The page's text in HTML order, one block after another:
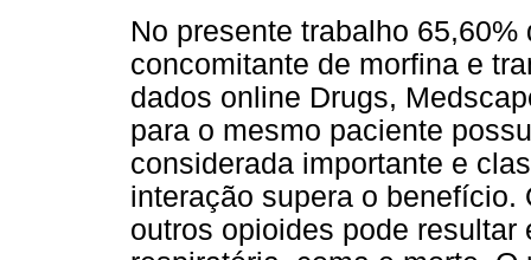
No presente trabalho
concomitante de morfina e
dados online Drugs,
para o mesmo paciente
considerada importante e
interação supera o
outros opioides pode